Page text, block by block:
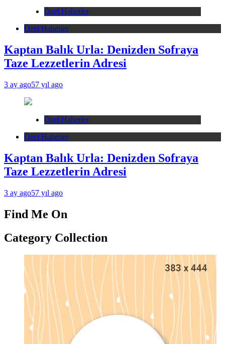
Özel Haberler
Özel Haberler
Kaptan Balık Urla: Denizden Sofraya
Taze Lezzetlerin Adresi
3 ay ago57 yıl ago
Özel Haberler
Özel Haberler
Kaptan Balık Urla: Denizden Sofraya
Taze Lezzetlerin Adresi
3 ay ago57 yıl ago
Find Me On
Category Collection